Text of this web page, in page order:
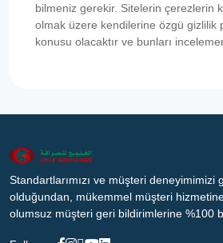
bilmeniz gerekir. Sitelerin çerezlerin
olmak üzere kendilerine özgü gizlilik
konusu olacaktır ve bunları
Standartlarımızı ve müşteri deneyimimizi
olduğundan, mükemmel müşteri
olumsuz müşteri geri bildirimlerine %100